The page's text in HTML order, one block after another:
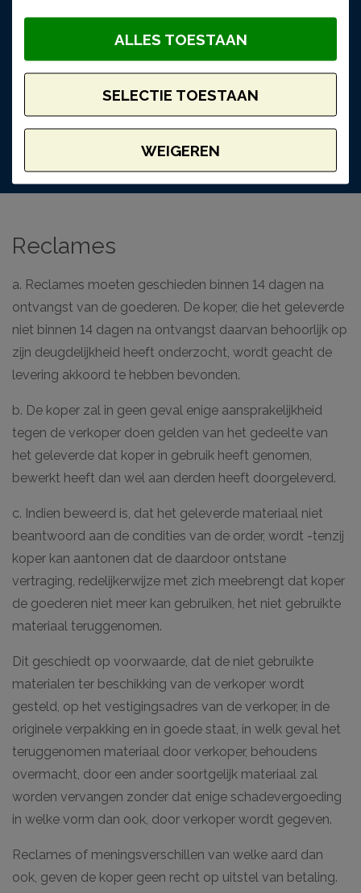
niet is geschied, voor zover de
verzekeringsmaatschappij waarbij de verkoper de
goederen heeft verzekerd de klacht in behandeling wil
Reclames
a. Reclames moeten geschieden binnen 14 dagen na
ontvangst van de goederen. De koper, die het geleverde
niet binnen 14 dagen na ontvangst daarvan behoorlijk op
zijn deugdelijkheid heeft onderzocht, wordt geacht de
levering akkoord te hebben bevonden.
b. De koper zal in geen geval enige aansprakelijkheid
tegen de verkoper doen gelden van het gedeelte van
het geleverde dat koper in gebruik heeft genomen,
bewerkt heeft dan wel aan derden heeft doorgeleverd.
c. Indien beweerd is, dat het geleverde materiaal niet
beantwoord aan de condities van de order, wordt -tenzij
koper kan aantonen dat de daardoor ontstane
vertraging, redelijkerwijze met zich meebrengt dat koper
de goederen niet meer kan gebruiken, het niet gebruikte
materiaal teruggenomen.
Dit geschiedt op voorwaarde, dat de niet gebruikte
materialen ter beschikking van de verkoper wordt
gesteld, op het vestigingsadres van de verkoper, in de
originele verpakking en in goede staat, in welk geval het
teruggenomen materiaal door verkoper, behoudens
overmacht, door een ander soortgelijk materiaal zal
worden vervangen zonder dat enige schadevergoeding
in welke vorm dan ook, door verkoper wordt gegeven.
Reclames of meningsverschillen van welke aard dan
ook, geven de koper geen recht op uitstel van betaling.
WEIGEREN
SELECTIE TOESTAAN
ALLES TOESTAAN